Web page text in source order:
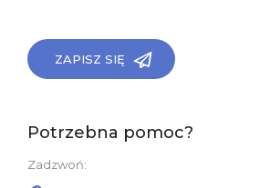
ZAPISZ SIĘ
Potrzebna pomoc?
Zadzwoń: